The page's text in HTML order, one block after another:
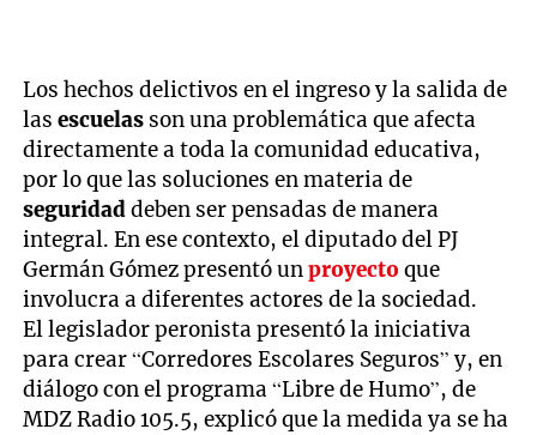
Los hechos delictivos en el ingreso y la salida de
lasescuelas son una problemática que afecta
directamente a toda la comunidad educativa,
por lo que las soluciones en materia de
seguridaddeben ser pensadas de manera
integral. En ese contexto, el diputado del PJ
Germán Gómez presentó unproyectoque
involucra a diferentes actores de la sociedad.
El legislador peronista presentó la iniciativa
para crear “Corredores Escolares Seguros” y, en
diálogo con el programa “Libre de Humo”, de
MDZ Radio 105.5, explicó que la medida ya se ha